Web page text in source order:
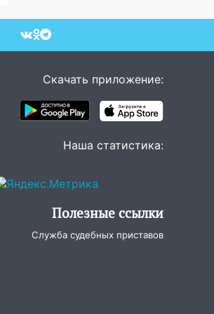
Скачать приложение:
Наша статистика:
Полезные ссылки
Служба судебных приставов